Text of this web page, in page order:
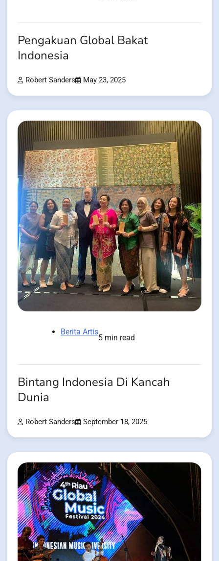
Pengakuan Global Bakat
Indonesia
Robert Sanders May 23, 2025
Berita Artis
5 min read
Bintang Indonesia Di Kancah
Dunia
Robert Sanders September 18, 2025